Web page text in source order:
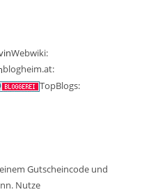
Webwiki:
blogheim.at:
TopBlogs:
Gutscheincode und
Nutze